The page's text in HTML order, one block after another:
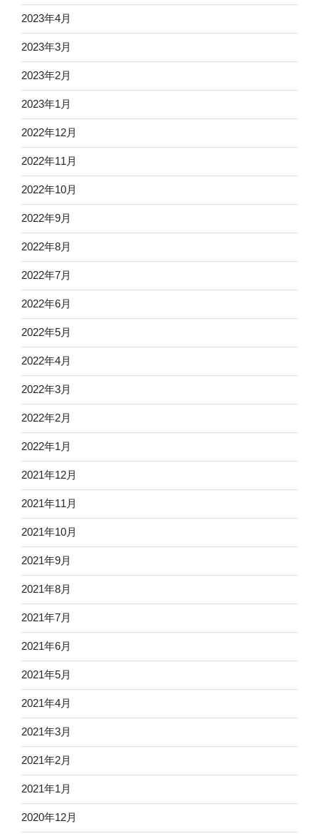
2023年4月
2023年3月
2023年2月
2023年1月
2022年12月
2022年11月
2022年10月
2022年9月
2022年8月
2022年7月
2022年6月
2022年5月
2022年4月
2022年3月
2022年2月
2022年1月
2021年12月
2021年11月
2021年10月
2021年9月
2021年8月
2021年7月
2021年6月
2021年5月
2021年4月
2021年3月
2021年2月
2021年1月
2020年12月